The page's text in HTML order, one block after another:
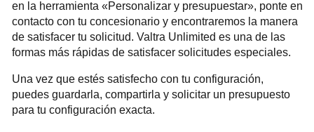
en la herramienta «Personalizar y presupuestar», ponte en
contacto con tu concesionario y encontraremos la manera
de satisfacer tu solicitud. Valtra Unlimited es una de las
formas más rápidas de satisfacer solicitudes especiales.
Una vez que estés satisfecho con tu configuración,
puedes guardarla, compartirla y solicitar un presupuesto
para tu configuración exacta.